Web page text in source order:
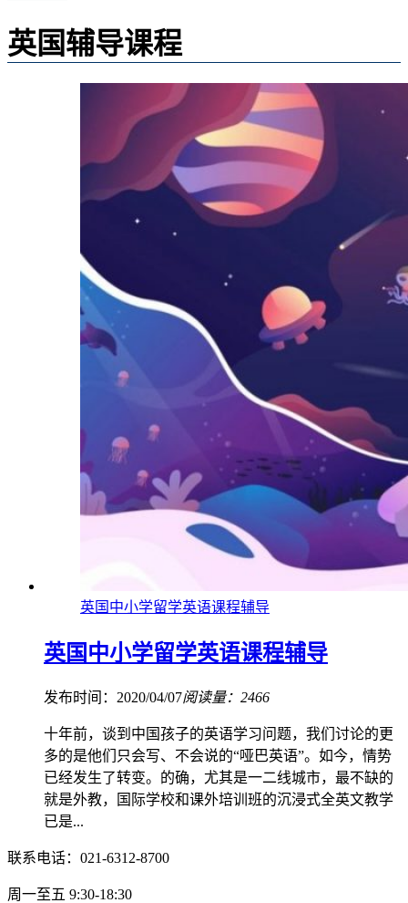
英国辅导课程
英国中小学留学英语课程辅导
英国中小学留学英语课程辅导
发布时间：2020/04/07阅读量：2466
十年前，谈到中国孩子的英语学习问题，我们讨论的更
多的是他们只会写、不会说的“哑巴英语”。如今，情势
已经发生了转变。的确，尤其是一二线城市，最不缺的
就是外教，国际学校和课外培训班的沉浸式全英文教学
已是...
联系电话：021-6312-8700
周一至五 9:30-18:30